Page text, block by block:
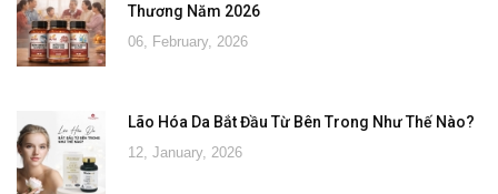
Thương Năm 2026
06, February, 2026
Lão Hóa Da Bắt Đầu Từ Bên Trong Như Thế Nào?
12, January, 2026